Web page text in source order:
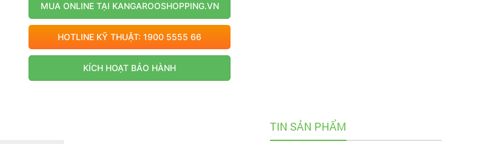
MUA ONLINE TẠI KANGAROOSHOPPING.VN
HOTLINE KỸ THUẬT: 1900 5555 66
KÍCH HOẠT BẢO HÀNH
TIN SẢN PHẨM